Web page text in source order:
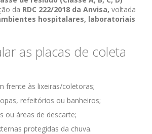
da RDC 222/2018 da Anvisa, voltada
hospitalares, laboratoriais
as placas de coleta
frente às lixeiras/coletoras;
refeitórios ou banheiros;
ou áreas de descarte;
protegidas da chuva.